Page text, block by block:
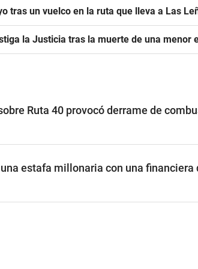
tras un vuelco en la ruta que lleva a Las
la Justicia tras la muerte de una menor
Ruta 40 provocó derrame de
estafa millonaria con una financiera